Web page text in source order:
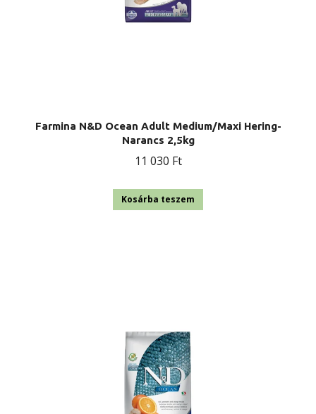
Farmina N&D Ocean Adult Medium/Maxi Hering-
Narancs 2,5kg
11 030 Ft
Kosárba teszem